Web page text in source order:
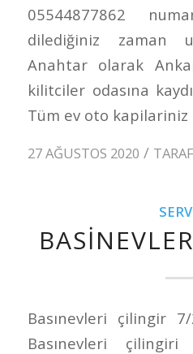
05544877862
dilediğiniz zaman
Anahtar olarak
kilitciler odasına
Tüm ev oto kapilariniz
27 AĞUSTOS 2020 /
Basınevleri çilingir
Basınevleri